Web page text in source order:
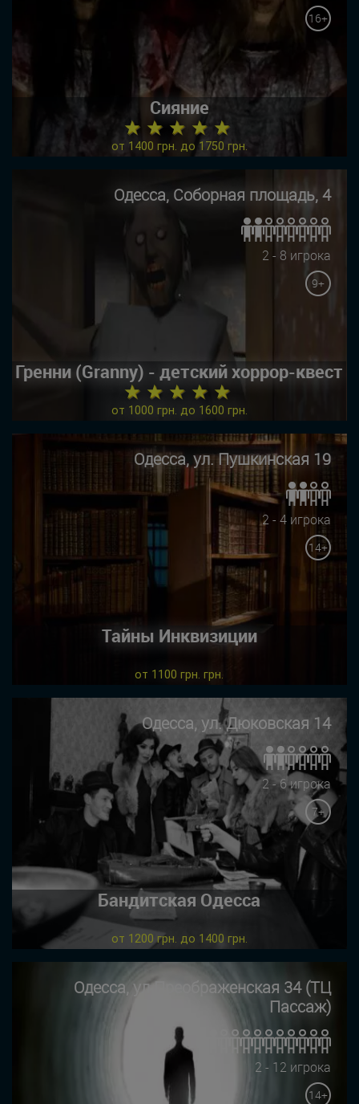
16+
Сияние
★ ★ ★ ★ ★
от 1400 грн. до 1750 грн.
Одесса, Соборная площадь, 4
2 - 8 игрока
9+
Гренни (Granny) - детский хоррор-квест
★ ★ ★ ★ ★
от 1000 грн. до 1600 грн.
Одесса, ул. Пушкинская 19
2 - 4 игрока
14+
Тайны Инквизиции
от 1100 грн. грн.
Одесса, ул. Дюковская 14
2 - 6 игрока
7+
Бандитская Одесса
от 1200 грн. до 1400 грн.
Одесса, ул Преображенская 34 (ТЦ
Пассаж)
2 - 12 игрока
14+